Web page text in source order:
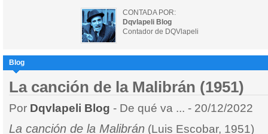
CONTADA POR:
Dqvlapeli Blog
Contador de DQVlapeli
Blog
La canción de la Malibrán (1951)
Por Dqvlapeli Blog - De qué va ... - 20/12/2022
La canción de la Malibrán (Luis Escobar, 1951)